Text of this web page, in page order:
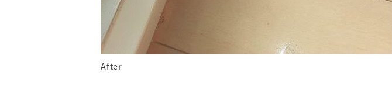
After